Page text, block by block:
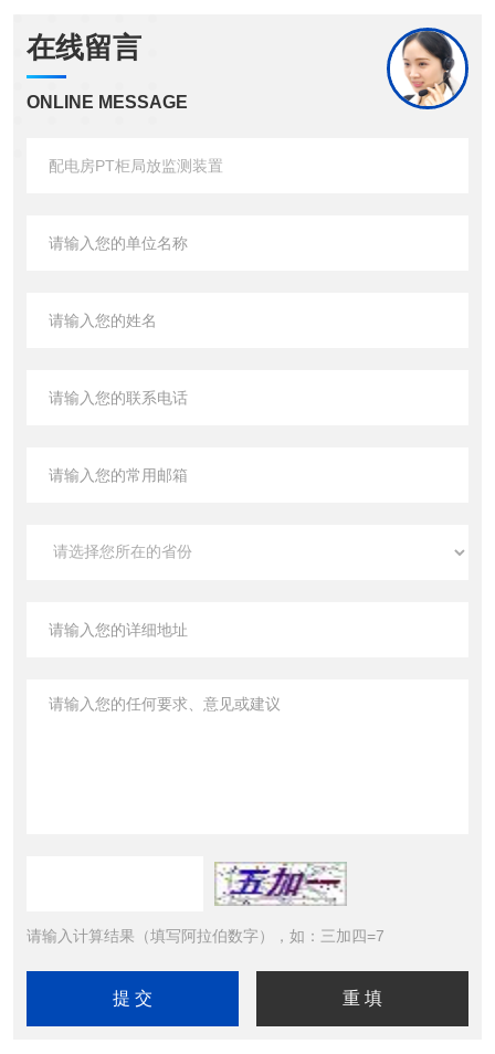
在线留言
ONLINE MESSAGE
请输入计算结果（填写阿拉伯数字），如：三加四=7